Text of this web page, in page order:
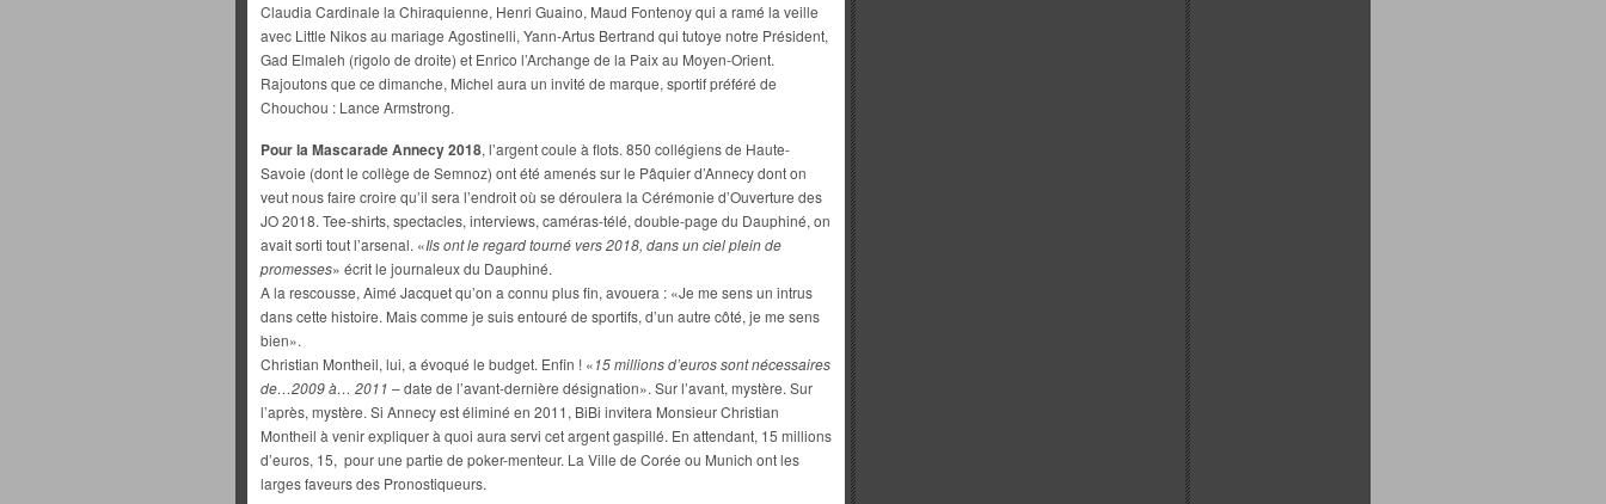
Claudia Cardinale la Chiraquienne, Henri Guaino, Maud Fontenoy qui a ramé la veille
avec Little Nikos au mariage Agostinelli, Yann-Artus Bertrand qui tutoye notre Président,
Gad Elmaleh (rigolo de droite) et Enrico l’Archange de la Paix au Moyen-Orient.
Rajoutons que ce dimanche, Michel aura un invité de marque, sportif préféré de
Chouchou : Lance Armstrong.
Pour la Mascarade Annecy 2018, l’argent coule à flots. 850 collégiens de Haute-
Savoie (dont le collège de Semnoz) ont été amenés sur le Pâquier d’Annecy dont on
veut nous faire croire qu’il sera l’endroit où se déroulera la Cérémonie d’Ouverture des
JO 2018. Tee-shirts, spectacles, interviews, caméras-télé, double-page du Dauphiné, on
avait sorti tout l’arsenal. «Ils ont le regard tourné vers 2018, dans un ciel plein de
promesses» écrit le journaleux du Dauphiné.
A la rescousse, Aimé Jacquet qu’on a connu plus fin, avouera : «Je me sens un intrus
dans cette histoire. Mais comme je suis entouré de sportifs, d’un autre côté, je me sens
bien».
Christian Montheil, lui, a évoqué le budget. Enfin ! «15 millions d’euros sont nécessaires
de…2009 à… 2011 – date de l’avant-dernière désignation». Sur l’avant, mystère. Sur
l’après, mystère. Si Annecy est éliminé en 2011, BiBi invitera Monsieur Christian
Montheil à venir expliquer à quoi aura servi cet argent gaspillé. En attendant, 15 millions
d’euros, 15, pour une partie de poker-menteur. La Ville de Corée ou Munich ont les
larges faveurs des Pronostiqueurs.